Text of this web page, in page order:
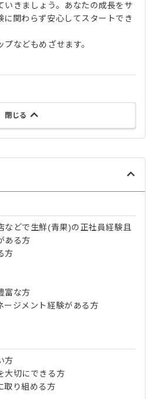
いきましょう。あなたの成長をサ
に関わらず安心してスタートでき
などもめざせます。
閉じる
などで生鮮(青果)の正社員経験且
ある方
方
富な方
ージメント経験がある方
方
大切にできる方
取り組める方